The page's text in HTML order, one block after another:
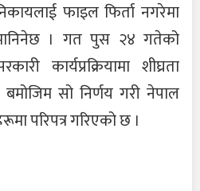
फाइल फिर्ता नगरेमा
। गत पुस २४ गतेको
कार्यप्रक्रियामा शीघ्रता
सो निर्णय गरी नेपाल
परिपत्र गरिएको छ ।